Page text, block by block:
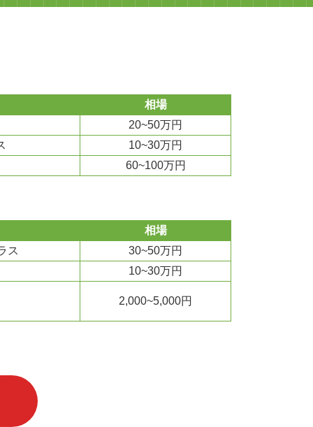
相場
20~50万円
10~30万円
60~100万円
相場
ス
30~50万円
10~30万円
2,000~5,000円